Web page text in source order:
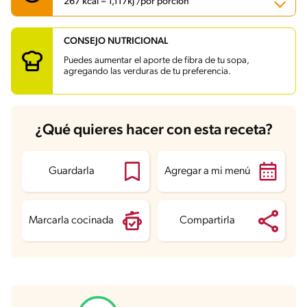
Carbohidratos 29.6 g
Energía 267 kcal
Grasas 5.7 g
Fibra
Azúcares
CONSEJO NUTRICIONAL
Puedes aumentar el aporte de fibra de tu sopa,
agregando las verduras de tu preferencia.
¿Qué quieres hacer con esta receta?
Guardarla Agregar a mi menú
Marcarla cocinada Compartirla